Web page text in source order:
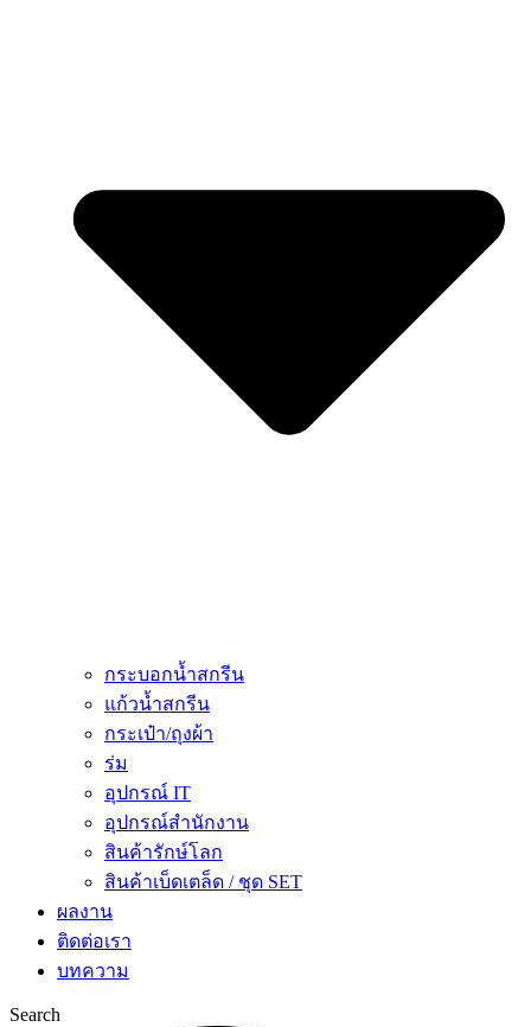
กระบอกน้ำสกรีน
แก้วน้ำสกรีน
กระเป๋า/ถุงผ้า
ร่ม
อุปกรณ์ IT
อุปกรณ์สำนักงาน
สินค้ารักษ์โลก
สินค้าเบ็ดเตล็ด / ชุด SET
ผลงาน
ติดต่อเรา
บทความ
Search